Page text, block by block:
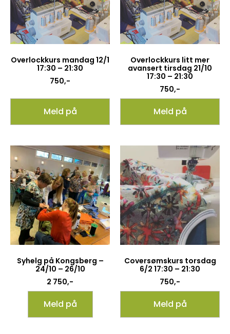
Overlockkurs mandag 12/1
17:30 – 21:30
750,-
Meld på
Overlockkurs litt mer
avansert tirsdag 21/10
17:30 – 21:30
750,-
Meld på
Syhelg på Kongsberg –
24/10 – 26/10
2 750,-
Meld på
Coversømskurs torsdag
6/2 17:30 – 21:30
750,-
Meld på